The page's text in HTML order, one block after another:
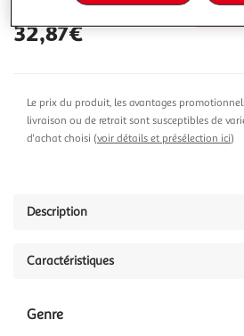
32,87€
Le prix du produit, les avantages
livraison ou de retrait sont susceptibles de
d'achat choisi (voir détails et présélection ici)
Description
Caractéristiques
Genre